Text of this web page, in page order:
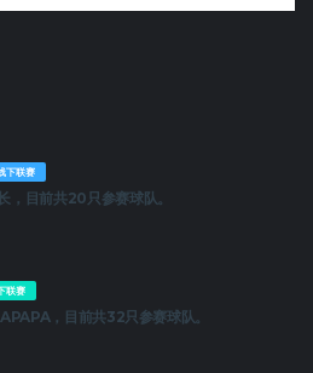
下联赛
，目前共20只参赛球队。
联赛
，目前共32只参赛球队。